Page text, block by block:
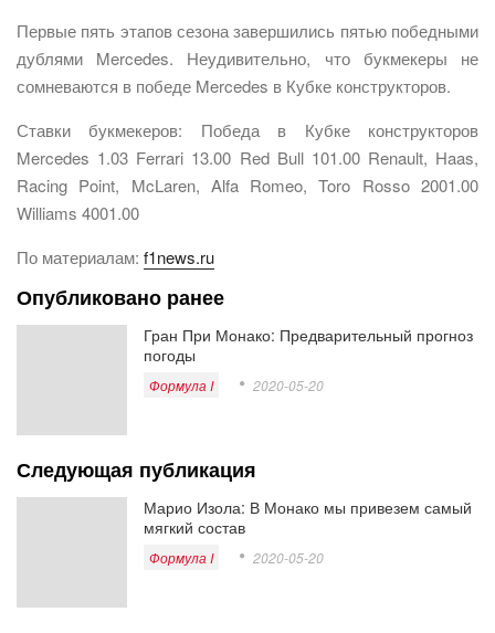
Первые пять этапов сезона завершились пятью победными
дублями Mercedes. Неудивительно, что букмекеры не
сомневаются в победе Mercedes в Кубке конструкторов.
Ставки букмекеров: Победа в Кубке конструкторов
Mercedes 1.03 Ferrari 13.00 Red Bull 101.00 Renault, Haas,
Racing Point, McLaren, Alfa Romeo, Toro Rosso 2001.00
Williams 4001.00
По материалам: f1news.ru
Опубликовано ранее
Гран При Монако: Предварительный прогноз
погоды
Формула I 2020-05-20
Следующая публикация
Марио Изола: В Монако мы привезем самый
мягкий состав
Формула I 2020-05-20